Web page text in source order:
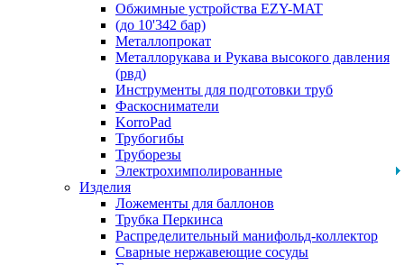
Обжимные устройства EZY-MAT
(до 10'342 бар)
Металлопрокат
Металлорукава и Рукава высокого давления
(рвд)
Инструменты для подготовки труб
Фаскосниматели
KorroPad
Трубогибы
Труборезы
Электрохимполированные
Изделия
Ложементы для баллонов
Трубка Перкинса
Распределительный манифольд-коллектор
Сварные нержавеющие сосуды